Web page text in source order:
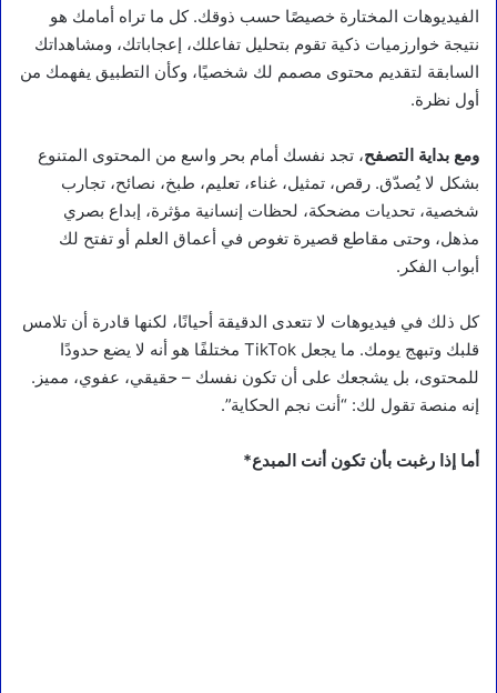
الفيديوهات المختارة خصيصًا حسب ذوقك. كل ما تراه أمامك هو
نتيجة خوارزميات ذكية تقوم بتحليل تفاعلك، إعجاباتك، ومشاهداتك
السابقة لتقديم محتوى مصمم لك شخصيًا، وكأن التطبيق يفهمك من
أول نظرة.
ومع بداية التصفح، تجد نفسك أمام بحر واسع من المحتوى المتنوع
بشكل لا يُصدّق. رقص، تمثيل، غناء، تعليم، طبخ، نصائح، تجارب
شخصية، تحديات مضحكة، لحظات إنسانية مؤثرة، إبداع بصري
مذهل، وحتى مقاطع قصيرة تغوص في أعماق العلم أو تفتح لك
أبواب الفكر.
كل ذلك في فيديوهات لا تتعدى الدقيقة أحيانًا، لكنها قادرة أن تلامس
قلبك وتبهج يومك. ما يجعل TikTok مختلفًا هو أنه لا يضع حدودًا
للمحتوى، بل يشجعك على أن تكون نفسك – حقيقي، عفوي، مميز.
إنه منصة تقول لك: “أنت نجم الحكاية”.
أما إذا رغبت بأن تكون أنت المبدع*